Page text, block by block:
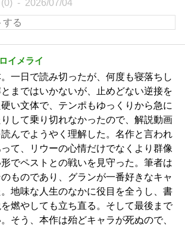
2026/07/04
イメライ
一日で読み切ったが、何度も寝落ちし
まではいかないが、止めどない逆接を
い文体で、テンポもゆっくりから急に
して乗り切れなかったので、解説動画
んでようやく理解した。名作と言われ
て、リウーの心情だけでなくより群像
でペストとの戦いを見守った。筆者は
のものであり、グランが一番好きなキャ
地味な人生のなかに役目を全うし、書
燃やしても立ち直る。そして最後まで
そう、本作は殆どキャラが死ぬので、